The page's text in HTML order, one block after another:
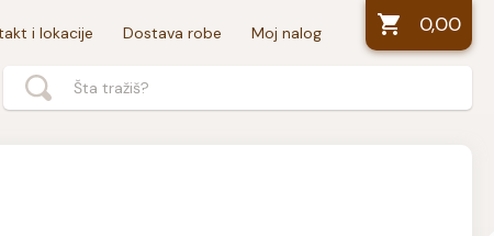
i lokacije Dostava robe Moj nalog 0,00